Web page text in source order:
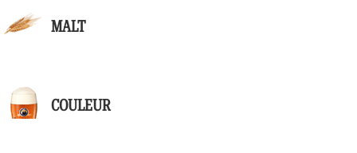
MALT
COULEUR